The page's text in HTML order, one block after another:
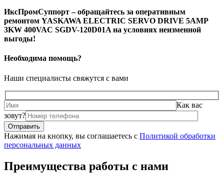
ИксПромСуппорт – обращайтесь за оперативным
ремонтом YASKAWA ELECTRIC SERVO DRIVE 5AMP
3KW 400VAC SGDV-120D01A на условиях неизменной
выгоды!
Необходима помощь?
Наши специалисты свяжутся с вами
Как вас
зовут?
Нажимая на кнопку, вы соглашаетесь с Политикой обработки
персональных данных
Преимущества работы с нами